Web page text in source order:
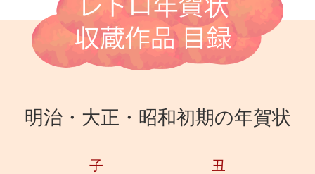
明治・大正・昭和初期の年賀状
子 丑